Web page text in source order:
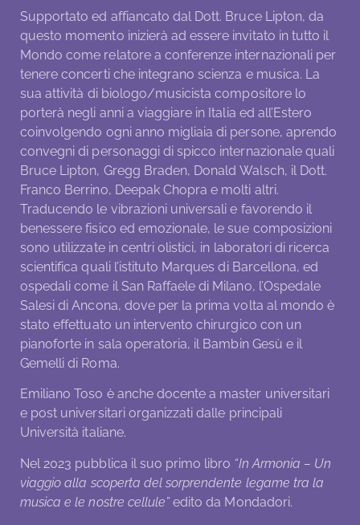
Supportato ed affiancato dal Dott. Bruce Lipton, da
questo momento inizierà ad essere invitato in tutto il
Mondo come relatore a conferenze internazionali per
tenere concerti che integrano scienza e musica. La
sua attività di biologo/musicista compositore lo
porterà negli anni a viaggiare in Italia ed all’Estero
coinvolgendo ogni anno migliaia di persone, aprendo
convegni di personaggi di spicco internazionale quali
Bruce Lipton, Gregg Braden, Donald Walsch, il Dott.
Franco Berrino, Deepak Chopra e molti altri.
Traducendo le vibrazioni universali e favorendo il
benessere fisico ed emozionale, le sue composizioni
sono utilizzate in centri olistici, in laboratori di ricerca
scientifica quali l’istituto Marques di Barcellona, ed
ospedali come il San Raffaele di Milano, l’Ospedale
Salesi di Ancona, dove per la prima volta al mondo è
stato effettuato un intervento chirurgico con un
pianoforte in sala operatoria, il Bambin Gesù e il
Gemelli di Roma.
Emiliano Toso è anche docente a master universitari
e post universitari organizzati dalle principali
Università italiane.
Nel 2023 pubblica il suo primo libro “In Armonia – Un
viaggio alla scoperta del sorprendente legame tra la
musica e le nostre cellule”edito da Mondadori.